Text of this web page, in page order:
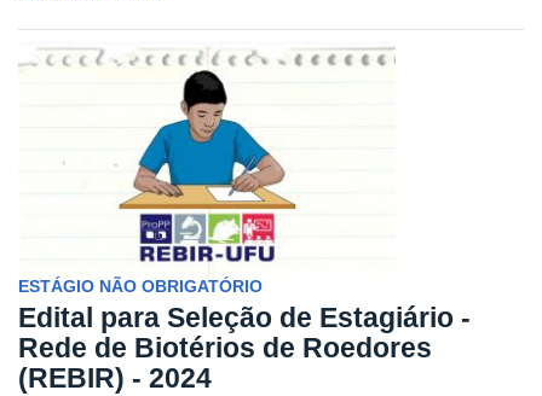
ESTÁGIO NÃO OBRIGATÓRIO
Edital para Seleção de Estagiário -
Rede de Biotérios de Roedores
(REBIR) - 2024